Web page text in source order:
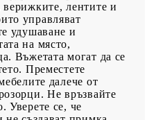
верижките, лентите и
управляват
удушаване и
на място,
Въжетата могат да се
Преместете
далече от
Не връзвайте
Уверете се, че